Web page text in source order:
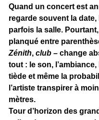
Quand un concert est
regarde souvent la
parfois la salle.
planqué entre
Zénith, club – change
tout : le son, l’ambiance,
tiède et même la
l’artiste transpirer à
mètres.
Tour d’horizon des